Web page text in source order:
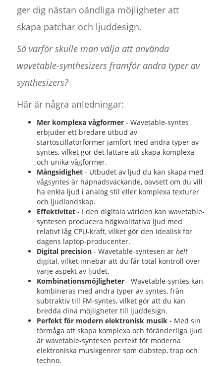
ger dig nästan oändliga möjligheter att
skapa patchar och ljuddesign.
Så varför skulle man välja att använda
wavetable-synthesizers framför andra typer av
synthesizers?
Här är några anledningar:
Mer komplexa vågformer- Wavetable-syntes
erbjuder ett bredare utbud av
startoscillatorformer jämfört med andra typer av
syntes, vilket gör det lättare att skapa komplexa
och unika vågformer.
Mångsidighet- Utbudet av ljud du kan skapa med
vågsyntes är häpnadsväckande, oavsett om du vill
ha enkla ljud i analog stil eller komplexa texturer
och ljudlandskap.
Effektivitet- I den digitala världen kan wavetable-
syntesen producera högkvalitativa ljud med
relativt låg CPU-kraft, vilket gör den idealisk för
dagens laptop-producenter.
Digital precision- Wavetable-syntesen är helt
digital, vilket innebär att du får total kontroll över
varje aspekt av ljudet.
Kombinationsmöjligheter- Wavetable-syntes kan
kombineras med andra typer av syntes, från
subtraktiv till FM-syntes, vilket gör att du kan
bredda dina möjligheter till ljuddesign.
Perfekt för modern elektronisk musik- Med sin
förmåga att skapa komplexa och föränderliga ljud
är wavetable-syntesen perfekt för moderna
elektroniska musikgenrer som dubstep, trap och
techno.